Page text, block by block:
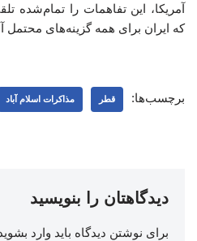
آمریکا، این تفاهمات را تمام‌شده
که ایران برای همه گزینه‌های محتمل
برچسب‌ها: قطر مذاکرات اسلام آباد
دیدگاهتان را بنویسید
برای نوشتن دیدگاه باید وارد